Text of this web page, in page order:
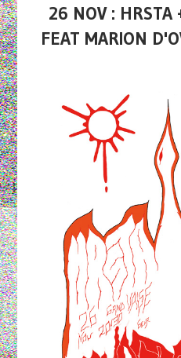
26 NOV : HRSTA
FEAT MARION